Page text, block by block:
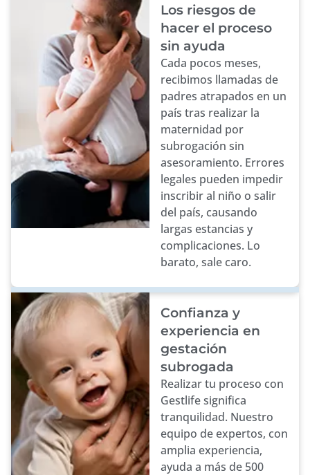
Los riesgos de
hacer el proceso
sin ayuda
Cada pocos meses,
recibimos llamadas de
padres atrapados en un
país tras realizar la
maternidad por
subrogación sin
asesoramiento. Errores
legales pueden impedir
inscribir al niño o salir
del país, causando
largas estancias y
complicaciones. Lo
barato, sale caro.
Confianza y
experiencia en
gestación
subrogada
Realizar tu proceso con
Gestlife significa
tranquilidad. Nuestro
equipo de expertos, con
amplia experiencia,
ayuda a más de 500